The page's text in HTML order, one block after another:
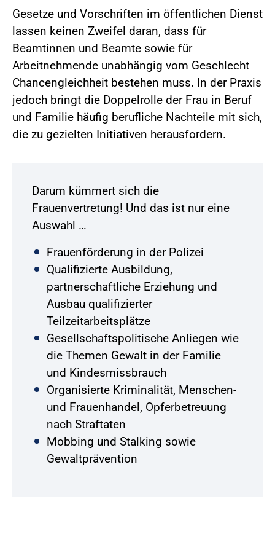
Gesetze und Vorschriften im öffentlichen Dienst
lassen keinen Zweifel daran, dass für
Beamtinnen und Beamte sowie für
Arbeitnehmende unabhängig vom Geschlecht
Chancengleichheit bestehen muss. In der Praxis
jedoch bringt die Doppelrolle der Frau in Beruf
und Familie häufig berufliche Nachteile mit sich,
die zu gezielten Initiativen herausfordern.
Darum kümmert sich die
Frauenvertretung! Und das ist nur eine
Auswahl …
Frauenförderung in der Polizei
Qualifizierte Ausbildung,
partnerschaftliche Erziehung und
Ausbau qualifizierter
Teilzeitarbeitsplätze
Gesellschaftspolitische Anliegen wie
die Themen Gewalt in der Familie
und Kindesmissbrauch
Organisierte Kriminalität, Menschen-
und Frauenhandel, Opferbetreuung
nach Straftaten
Mobbing und Stalking sowie
Gewaltprävention